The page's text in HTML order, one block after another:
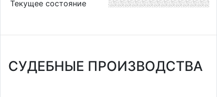
Текущее состояние
СУДЕБНЫЕ ПРОИЗВОДСТВА